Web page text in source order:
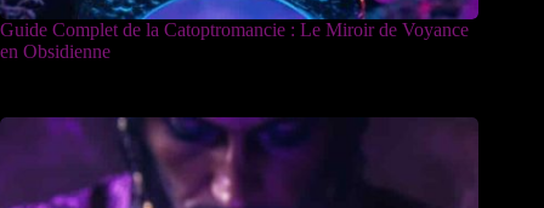
Guide Complet de la Catoptromancie : Le Miroir de Voyance
en Obsidienne